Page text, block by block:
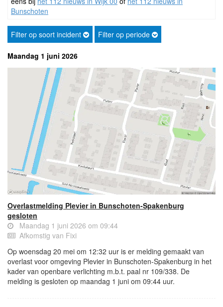
Bunschoten
Filter op soort incident Filter op periode
Maandag 1 juni 2026
Overlastmelding Plevier in Bunschoten-Spakenburg
gesloten
Maandag 1 juni 2026 om 09:44
Afkomstig van Fixi
Op woensdag 20 mei om 12:32 uur is er melding gemaakt van
overlast voor omgeving Plevier in Bunschoten-Spakenburg in het
kader van openbare verlichting m.b.t. paal nr 109/338. De
melding is gesloten op maandag 1 juni om 09:44 uur.